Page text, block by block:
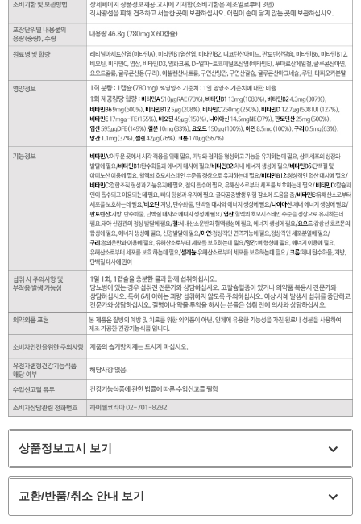
상품정보고시 보기
교환/반품/취소 안내 보기